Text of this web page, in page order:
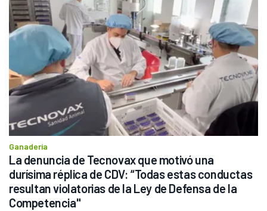
Ganadería
La denuncia de Tecnovax que motivó una
durísima réplica de CDV: “Todas estas conductas
resultan violatorias de la Ley de Defensa de la
Competencia"